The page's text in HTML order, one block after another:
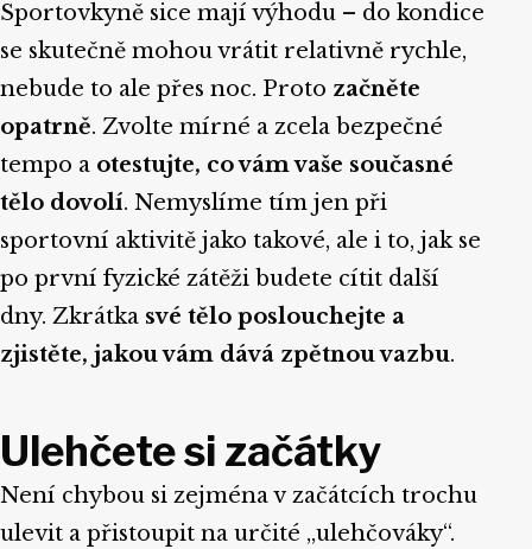
Sportovkyně sice mají výhodu – do kondice
se skutečně mohou vrátit relativně rychle,
nebude to ale přes noc. Proto začněte
opatrně. Zvolte mírné a zcela bezpečné
tempo a otestujte, co vám vaše současné
tělo dovolí. Nemyslíme tím jen při
sportovní aktivitě jako takové, ale i to, jak se
po první fyzické zátěži budete cítit další
dny. Zkrátka své tělo poslouchejte a
zjistěte, jakou vám dává zpětnou vazbu.
Ulehčete si začátky
Není chybou si zejména v začátcích trochu
ulevit a přistoupit na určité „ulehčováky“.